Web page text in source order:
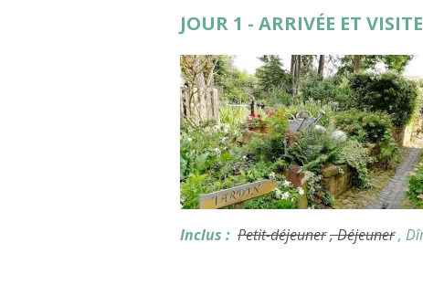
JOUR 1 - ARRIVÉE ET
Inclus : Petit-déjeuner, Déjeuner,